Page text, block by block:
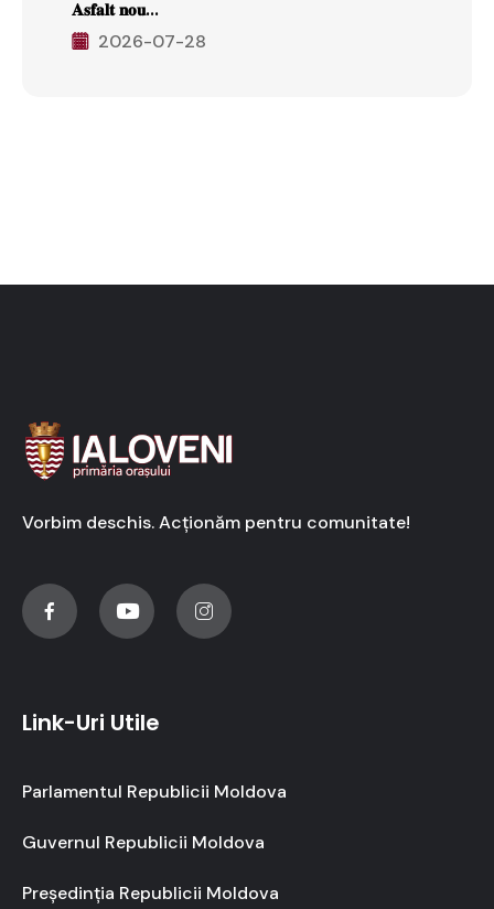
𝐀𝐬𝐟𝐚𝐥𝐭 𝐧𝐨𝐮...
2026-07-28
Vorbim deschis. Acționăm pentru comunitate!
Link-Uri Utile
Parlamentul Republicii Moldova
Guvernul Republicii Moldova
Președinția Republicii Moldova